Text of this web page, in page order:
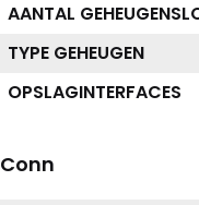
AANTAL
TYPE GEHEUGEN
OPSLAGINTERFACES
Conn